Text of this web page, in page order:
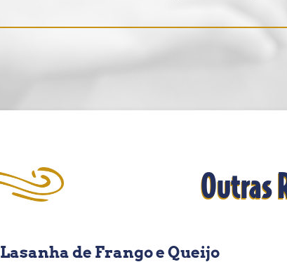
Outras
Lasanha de Frango e Queijo